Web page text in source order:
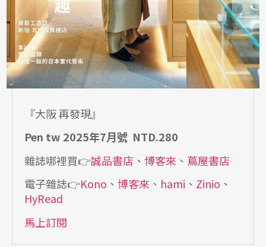
『大阪 再發現』
Pen tw 2025年7月號 NTD.280
雜誌哪裡買👉誠品書店 、 博客來 、 蔦屋書店
電子雜誌👉Kono 、 博客來 、 hami 、 Zinio 、
HyRead
馬上訂閱